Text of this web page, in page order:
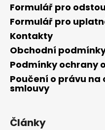
Formulář pro
Formulář pro
Kontakty
Obchodní
Podmínky ochrany
Poučení o právu
smlouvy
Články